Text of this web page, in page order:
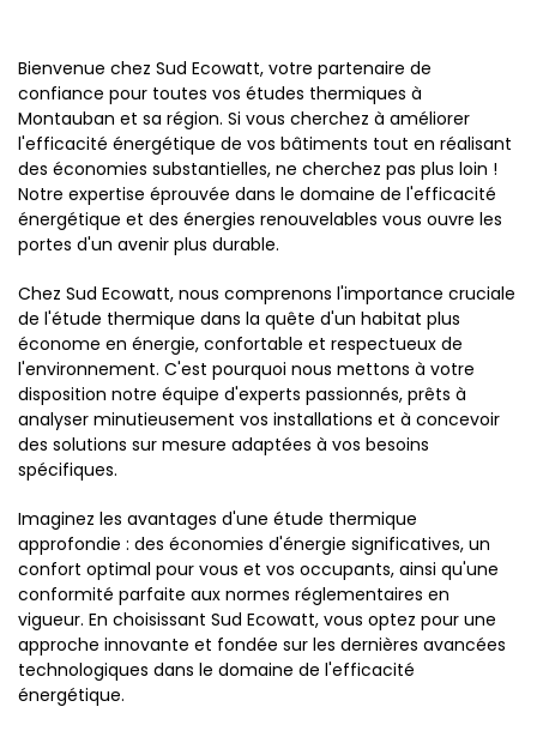
Bienvenue chez Sud Ecowatt, votre partenaire de
confiance pour toutes vos études thermiques à
Montauban et sa région. Si vous cherchez à améliorer
l'efficacité énergétique de vos bâtiments tout en réalisant
des économies substantielles, ne cherchez pas plus loin !
Notre expertise éprouvée dans le domaine de l'efficacité
énergétique et des énergies renouvelables vous ouvre les
portes d'un avenir plus durable.
Chez Sud Ecowatt, nous comprenons l'importance cruciale
de l'étude thermique dans la quête d'un habitat plus
économe en énergie, confortable et respectueux de
l'environnement. C'est pourquoi nous mettons à votre
disposition notre équipe d'experts passionnés, prêts à
analyser minutieusement vos installations et à concevoir
des solutions sur mesure adaptées à vos besoins
spécifiques.
Imaginez les avantages d'une étude thermique
approfondie : des économies d'énergie significatives, un
confort optimal pour vous et vos occupants, ainsi qu'une
conformité parfaite aux normes réglementaires en
vigueur. En choisissant Sud Ecowatt, vous optez pour une
approche innovante et fondée sur les dernières avancées
technologiques dans le domaine de l'efficacité
énergétique.